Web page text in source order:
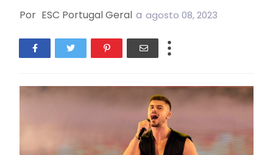
Por ESC Portugal Geral a agosto 08, 2023